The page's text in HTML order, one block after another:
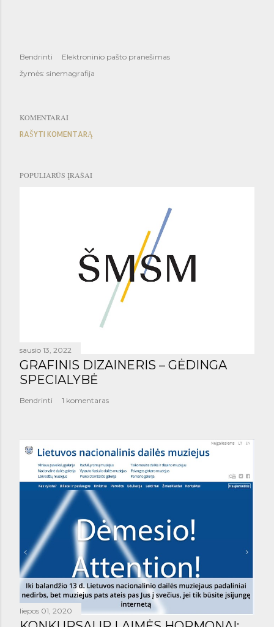
Bendrinti
Elektroninio pašto pranešimas
žymės: sinemagrafija
KOMENTARAI
RAŠYTI KOMENTARĄ
POPULIARŪS ĮRAŠAI
sausio 13, 2022
GRAFINIS DIZAINERIS – GĖDINGA
SPECIALYBĖ
Bendrinti 1 komentaras
liepos 01, 2020